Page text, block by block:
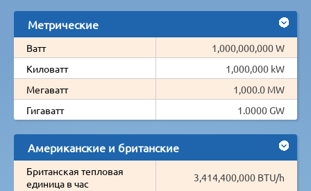
Метрические
Ватт
1,000,000,000 W
Киловатт
1,000,000 kW
Мегаватт
1,000.0 MW
Гигаватт
1.0000 GW
Американские и британские
Британская тепловая
единица в час
3,414,400,000 BTU/h